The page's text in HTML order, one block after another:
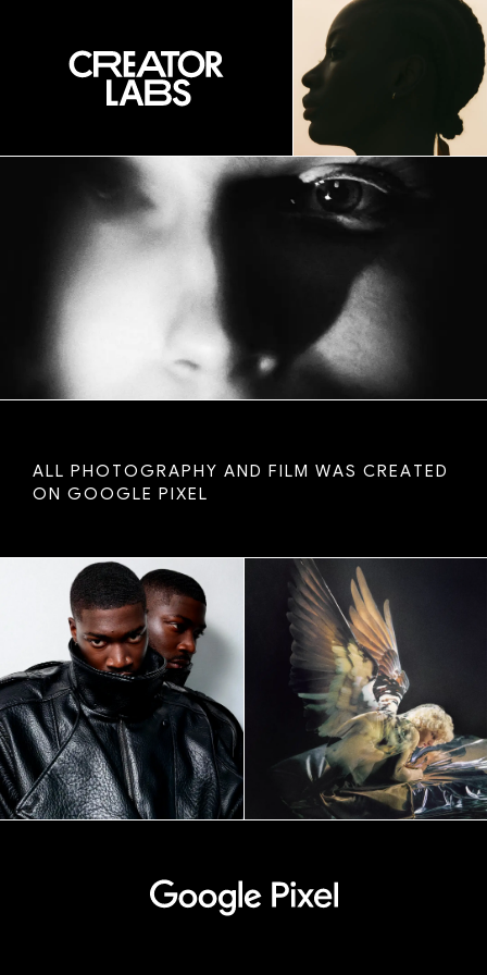
ALL PHO TOGRAPHY AND FILM WAS CREATED
ON GOOGLE PIXEL